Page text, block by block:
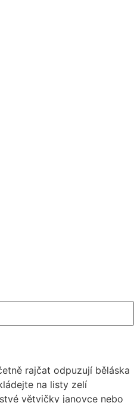
rajčat odpuzu­jí běláska
na listy zelí
větvičky janovce nebo